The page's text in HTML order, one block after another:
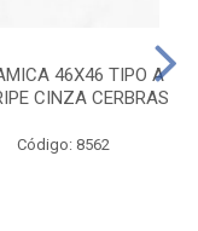
46X46 TIPO A
CINZA CERBRAS
Código: 8562